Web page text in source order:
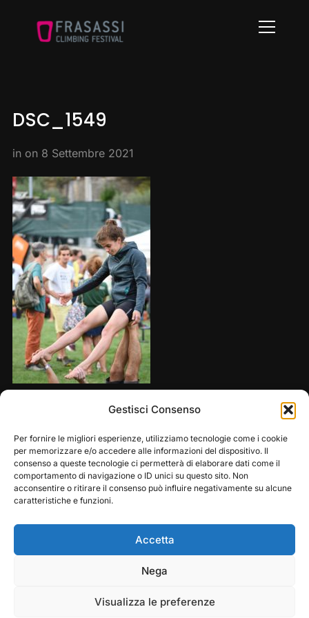
Gestisci Consenso
Per fornire le migliori esperienze, utilizziamo tecnologie come i cookie
per memorizzare e/o accedere alle informazioni del dispositivo. Il
consenso a queste tecnologie ci permetterà di elaborare dati come il
comportamento di navigazione o ID unici su questo sito. Non
acconsentire o ritirare il consenso può influire negativamente su alcune
caratteristiche e funzioni.
Accetta
Nega
Visualizza le preferenze
Info
DSC_1549
in on 8 Settembre 2021
Copyright © 2026 — Frasassi Climbing Festival. All
Rights Reserved